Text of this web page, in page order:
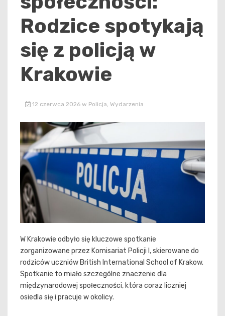
Rodzice spotykają
się z policją w
Krakowie
12 czerwca 2026 w Policja, Wydarzenia
W Krakowie odbyło się kluczowe spotkanie
zorganizowane przez Komisariat Policji I, skierowane do
rodziców uczniów British International School of Krakow.
Spotkanie to miało szczególne znaczenie dla
międzynarodowej społeczności, która coraz liczniej
osiedla się i pracuje w okolicy.